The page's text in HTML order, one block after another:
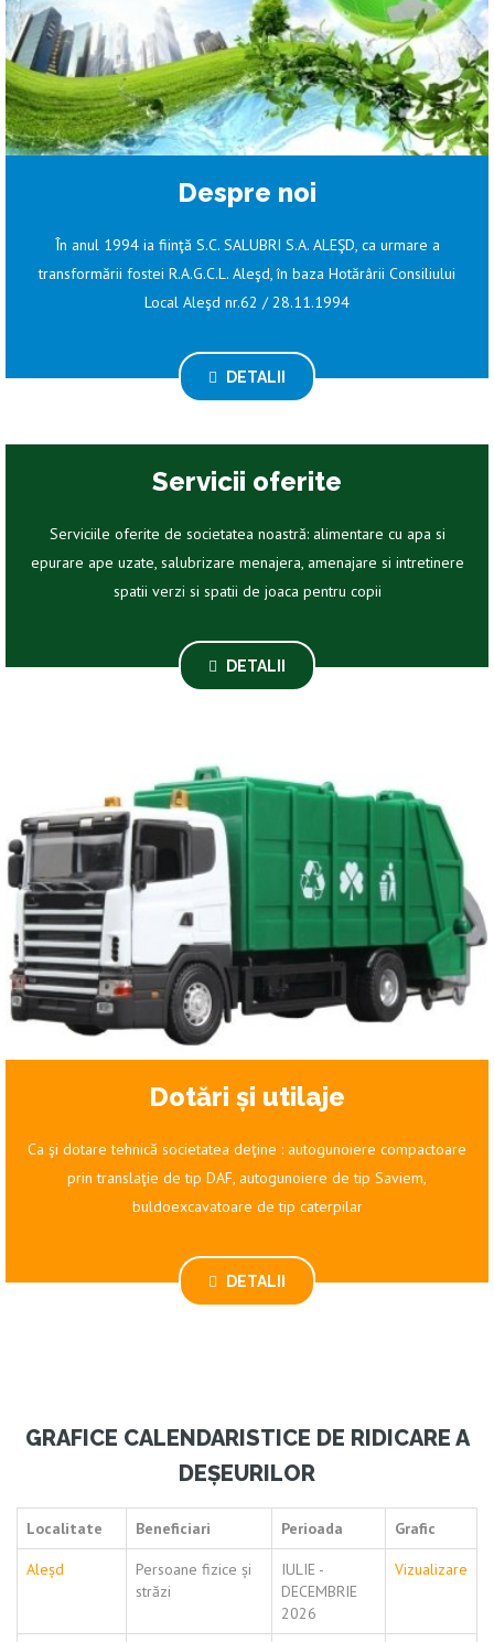
Despre noi
În anul 1994 ia fiinţă S.C. SALUBRI S.A. ALEŞD, ca urmare a
transformării fostei R.A.G.C.L. Aleşd, în baza Hotărârii Consiliului
Local Aleşd nr.62 / 28.11.1994
DETALII
Servicii oferite
Serviciile oferite de societatea noastră: alimentare cu apa si
epurare ape uzate, salubrizare menajera, amenajare si intretinere
spatii verzi si spatii de joaca pentru copii
DETALII
Dotări și utilaje
Ca şi dotare tehnică societatea deţine : autogunoiere compactoare
prin translaţie de tip DAF, autogunoiere de tip Saviem,
buldoexcavatoare de tip caterpilar
DETALII
GRAFICE CALENDARISTICE DE RIDICARE A
DEȘEURILOR
Localitate Beneficiari Perioada Grafic
Aleșd
Persoane fizice și
străzi
IULIE -
DECEMBRIE
2026
Vizualizare